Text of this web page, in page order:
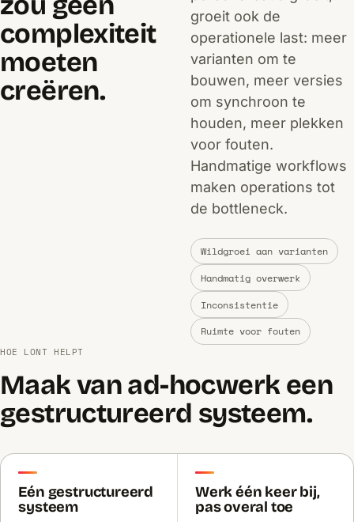
complexiteit
moeten
creëren.
groeit ook de
operationele last: meer
varianten om te
bouwen, meer versies
om synchroon te
houden, meer plekken
voor fouten.
Handmatige workflows
maken operations tot
de bottleneck.
Wildgroei aan varianten
Handmatig overwerk
Inconsistentie
Ruimte voor fouten
HOE LONT HELPT
Maak van ad-hocwerk een
gestructureerd systeem.
Eén gestructureerd
systeem
Werk één keer bij,
pas overal toe